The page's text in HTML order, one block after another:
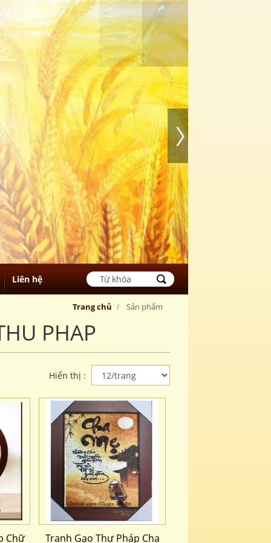
Liên hệ
Trang chủ Sản phẩm
PHAP
Hiển thị :
Chữ Tranh Gạo Thư Pháp Cha